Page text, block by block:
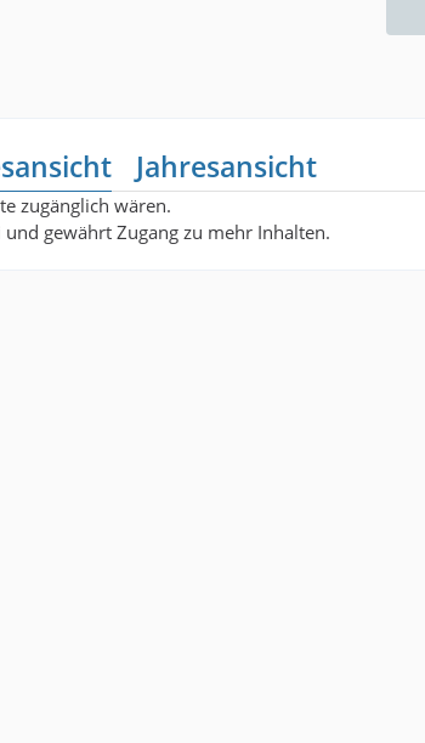
Jahresansicht
zugänglich wären.
gewährt Zugang zu mehr Inhalten.